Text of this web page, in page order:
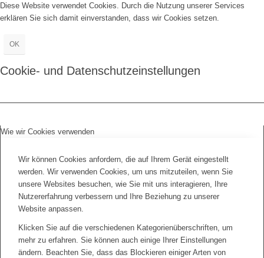
Diese Website verwendet Cookies. Durch die Nutzung unserer Services
erklären Sie sich damit einverstanden, dass wir Cookies setzen.
OK
Cookie- und Datenschutzeinstellungen
Wie wir Cookies verwenden
Wir können Cookies anfordern, die auf Ihrem Gerät eingestellt
werden. Wir verwenden Cookies, um uns mitzuteilen, wenn Sie
unsere Websites besuchen, wie Sie mit uns interagieren, Ihre
Nutzererfahrung verbessern und Ihre Beziehung zu unserer
Website anpassen.
Klicken Sie auf die verschiedenen Kategorienüberschriften, um
mehr zu erfahren. Sie können auch einige Ihrer Einstellungen
ändern. Beachten Sie, dass das Blockieren einiger Arten von